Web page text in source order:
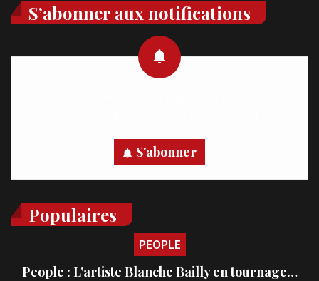
S’abonner aux notifications
S'abonner
Populaires
PEOPLE
People : L’artiste Blanche Bailly en tournage…